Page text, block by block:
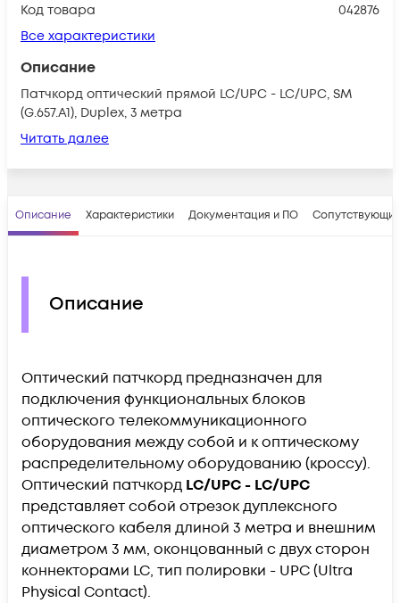
Код товара
042876
Все характеристики
Описание
Патчкорд оптический прямой LC/UPC - LC/UPC, SM
(G.657.A1), Duplex, 3 метра
Читать далее
Описание Характеристики Документация и ПО
Описание
Оптический патчкорд предназначен для
подключения функциональных блоков
оптического телекоммуникационного
оборудования между собой и к оптическому
распределительному оборудованию (кроссу).
Оптический патчкорд LC/UPC - LC/UPC
представляет собой отрезок дуплексного
оптического кабеля длиной 3 метра и внешним
диаметром 3 мм, оконцованный с двух сторон
коннекторами LC, тип полировки - UPC (Ultra
Physical Contact).